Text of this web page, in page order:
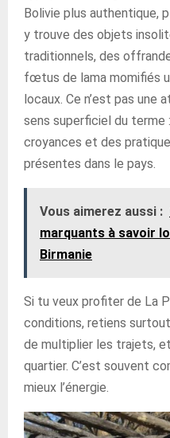
Bolivie plus authentique,
y trouve des objets
traditionnels, des
fœtus de lama momifiés
locaux. Ce n’est pas une
sens superficiel du terme
croyances et des
présentes dans le pays.
Vous aimerez aussi :
marquants à savoir
Birmanie
Si tu veux profiter de La
conditions, retiens
de multiplier les trajets,
quartier. C’est souvent
mieux l’énergie.